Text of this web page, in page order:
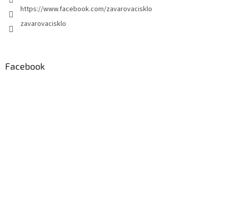
https://www.facebook.com/zavarovacisklo
zavarovacisklo
Facebook